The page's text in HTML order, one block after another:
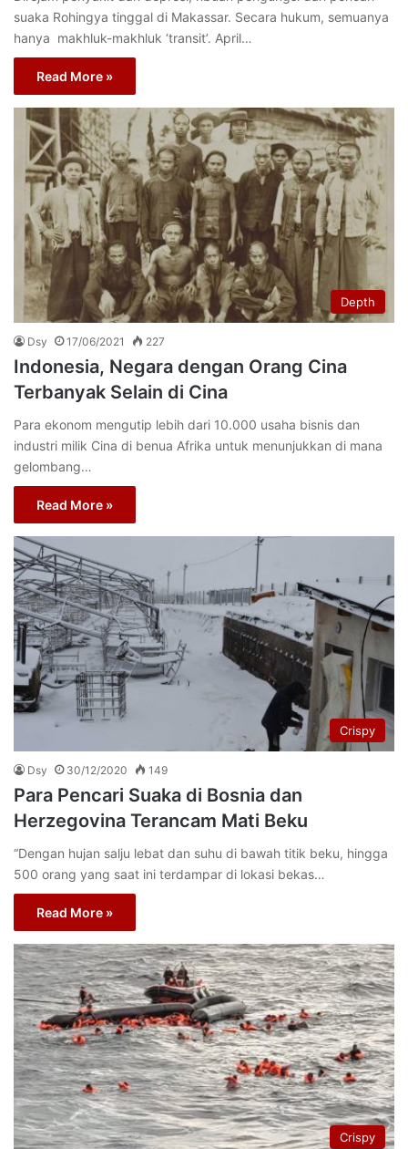
suaka Rohingya tinggal di Makassar. Secara hukum, semuanya
hanya makhluk-makhluk ‘transit’. April…
Read More »
Depth
Dsy 17/06/2021 227
Indonesia, Negara dengan Orang Cina
Terbanyak Selain di Cina
Para ekonom mengutip lebih dari 10.000 usaha bisnis dan
industri milik Cina di benua Afrika untuk menunjukkan di mana
gelombang…
Read More »
Crispy
Dsy 30/12/2020 149
Para Pencari Suaka di Bosnia dan
Herzegovina Terancam Mati Beku
“Dengan hujan salju lebat dan suhu di bawah titik beku, hingga
500 orang yang saat ini terdampar di lokasi bekas…
Read More »
Crispy